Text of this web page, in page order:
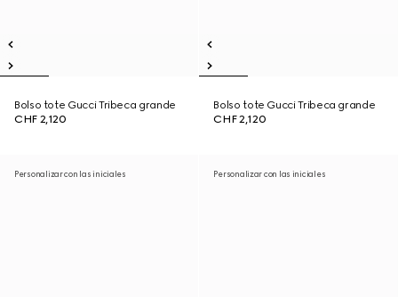
Bolso tote Gucci Tribeca grande
CHF 2,120
Bolso tote Gucci Tribeca grande
CHF 2,120
Personalizar con las iniciales Personalizar con las iniciales